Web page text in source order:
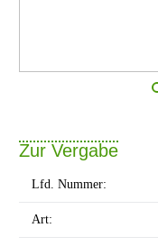
Zur Vergabe
Lfd. Nummer:
Art: